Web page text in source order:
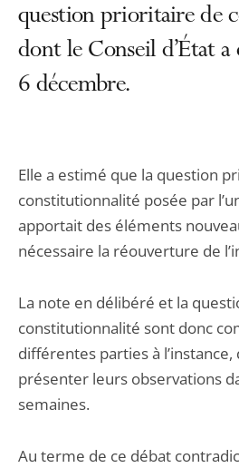
question prioritaire de
dont le Conseil d’État
6 décembre.
Elle a estimé que la question
constitutionnalité posée par
apportait des éléments
nécessaire la réouverture de
La note en délibéré et la
constitutionnalité sont donc
différentes parties à
présenter leurs observations
semaines.
Au terme de ce débat